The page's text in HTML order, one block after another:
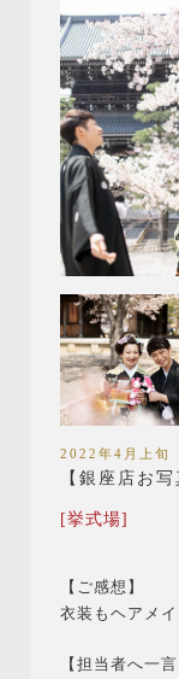
2022年4月上旬
【銀座店お
[挙式場]
【ご感想】
衣装もヘアメ
【担当者へ一言